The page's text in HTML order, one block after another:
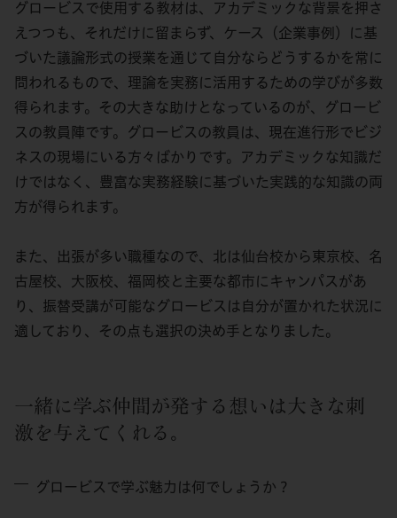
グロービスで使用する教材は、アカデミックな背景を押さ
えつつも、それだけに留まらず、ケース（企業事例）に基
づいた議論形式の授業を通じて自分ならどうするかを常に
問われるもので、理論を実務に活用するための学びが多数
得られます。その大きな助けとなっているのが、グロービ
スの教員陣です。グロービスの教員は、現在進行形でビジ
ネスの現場にいる方々ばかりです。アカデミックな知識だ
けではなく、豊富な実務経験に基づいた実践的な知識の両
方が得られます。
また、出張が多い職種なので、北は仙台校から東京校、名
古屋校、大阪校、福岡校と主要な都市にキャンパスがあ
り、振替受講が可能なグロービスは自分が置かれた状況に
適しており、その点も選択の決め手となりました。
一緒に学ぶ仲間が発する想いは大きな刺
激を与えてくれる。
グロービスで学ぶ魅力は何でしょうか？